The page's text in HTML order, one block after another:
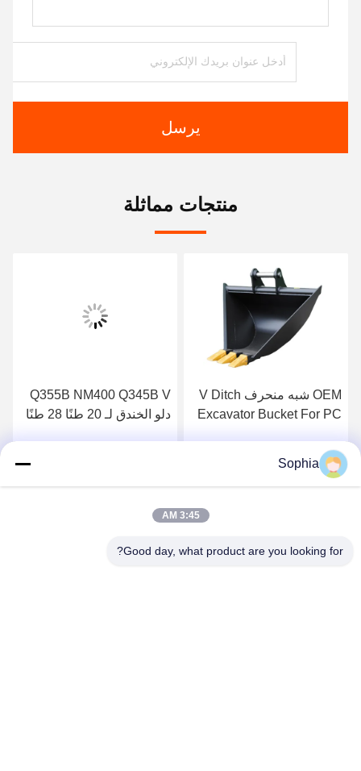
يرسل
منتجات مماثلة
OEM شبه منحرف V Ditch
Excavator Bucket For PC
احصل على افضل سعر
Q355B NM400 Q345B V
دلو الخندق لـ 20 طنًا 28 طنًا
Sophia
3:45 AM
Good day, what product are you looking for?